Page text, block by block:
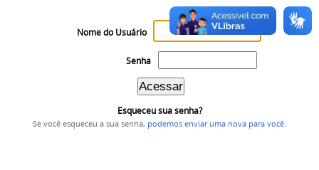
Nome do Usuário
Senha
Esqueceu sua senha?
Se você esqueceu a sua senha, podemos enviar uma nova para você